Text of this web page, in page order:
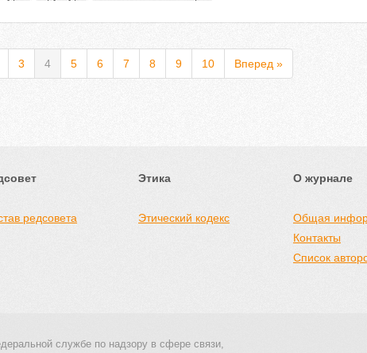
3 4 5 6 7 8 9 10 Вперед »
редсовета
Этика
Этический кодекс
О журнале
Общая
Контакты
Список
службе по надзору в сфере связи,